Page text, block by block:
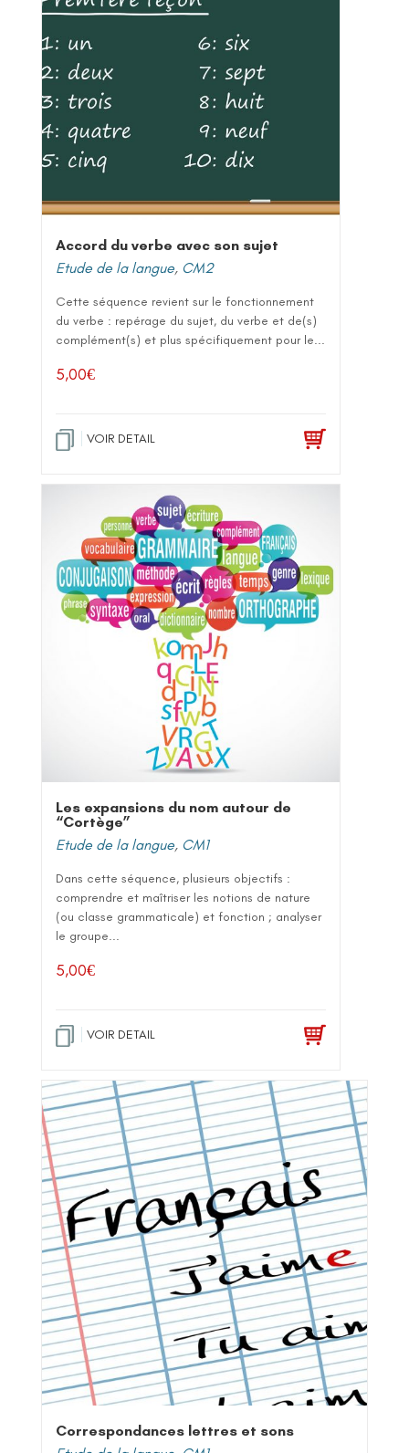
Accord du verbe avec son sujet
Etude de la langue, CM2
Cette séquence revient sur le fonctionnement
du verbe : repérage du sujet, du verbe et de(s)
complément(s) et plus spécifiquement pour le...
5,00€
VOIR DETAIL
Les expansions du nom autour de
“Cortège”
Etude de la langue, CM1
Dans cette séquence, plusieurs objectifs :
comprendre et maîtriser les notions de nature
(ou classe grammaticale) et fonction ; analyser
le groupe...
5,00€
VOIR DETAIL
Correspondances lettres et sons